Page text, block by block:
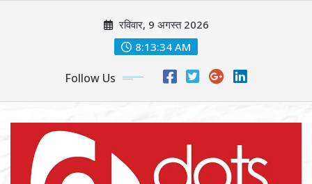
रविवार, 9 अगस्त 2026
8:13:36 AM
Follow Us